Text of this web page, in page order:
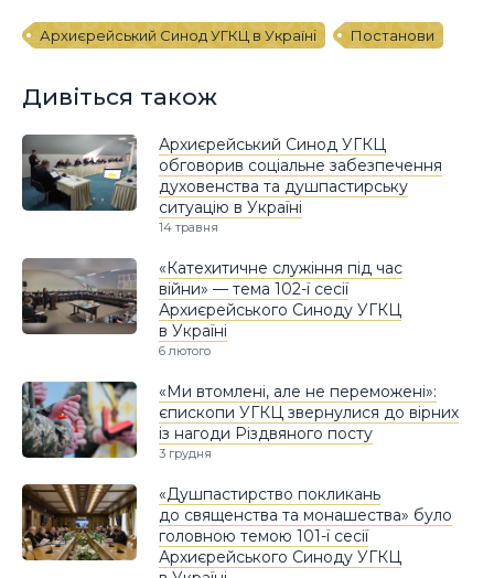
Архиєрейський Синод УГКЦ в Україні Постанови
Дивіться також
Архиєрейський Синод УГКЦ
обговорив соціальне забезпечення
духовенства та душпастирську
ситуацію в Україні
14 травня
«Катехитичне служіння під час
війни» — тема 102-ї сесії
Архиєрейського Синоду УГКЦ
в Україні
6 лютого
«Ми втомлені, але не переможені»:
єпископи УГКЦ звернулися до вірних
із нагоди Різдвяного посту
3 грудня
«Душпастирство покликань
до священства та монашества» було
головною темою 101-ї сесії
Архиєрейського Синоду УГКЦ